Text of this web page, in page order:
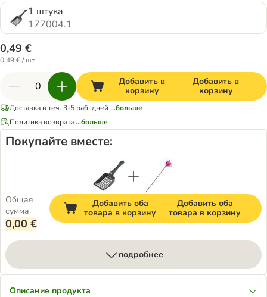
1 штука
177004.1
0,49 €
0,49 € / шт.
Добавить в
корзину
Добавить в
корзину
Доставка в теч. 3-5 раб. дней ...больше
Политика возврата...больше
Покупайте вместе:
Общая
сумма
0,00 €
Добавить оба
товара в корзину
Добавить оба
товара в корзину
подробнее
Описание продукта